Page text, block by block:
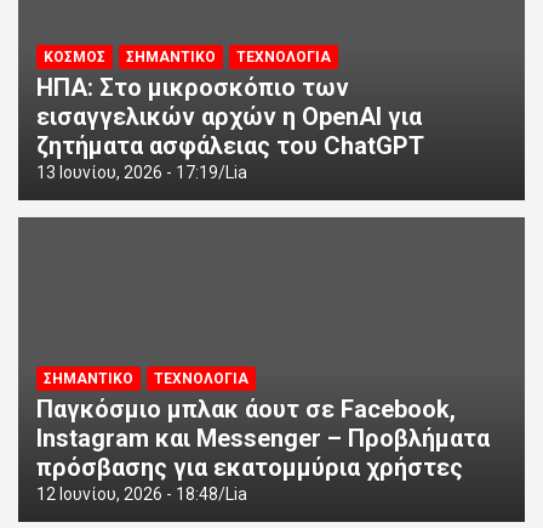
ΚΟΣΜΟΣ ΣΗΜΑΝΤΙΚΟ ΤΕΧΝΟΛΟΓΙΑ
ΗΠΑ: Στο μικροσκόπιο των
εισαγγελικών αρχών η OpenAI για
ζητήματα ασφάλειας του ChatGPT
13 Ιουνίου, 2026 - 17:19 Lia
ΣΗΜΑΝΤΙΚΟ ΤΕΧΝΟΛΟΓΙΑ
Παγκόσμιο μπλακ άουτ σε Facebook,
Instagram και Messenger – Προβλήματα
πρόσβασης για εκατομμύρια χρήστες
12 Ιουνίου, 2026 - 18:48 Lia